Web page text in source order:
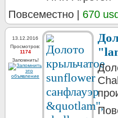
Повсеместно | 670
13.12.2016
Просмотров:
1174
Запомнить!